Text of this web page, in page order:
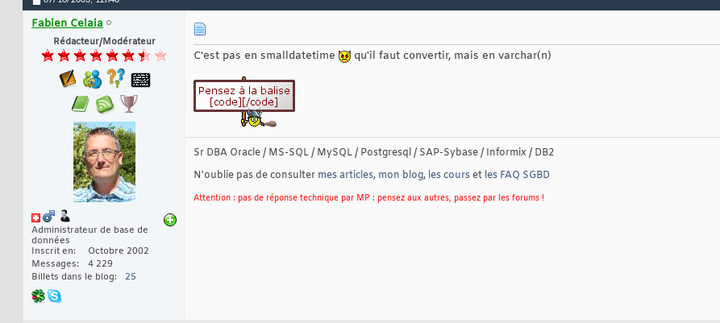
Fabien Celaia
Rédacteur/Modérateur
Administrateur de base de
données
Inscrit en
Octobre 2002
Messages
4 229
Billets dans le blog
25
C'est pas en smalldatetime qu'il faut convertir, mais en varchar(n)
Sr DBA Oracle / MS-SQL / MySQL / Postgresql / SAP-Sybase / Informix / DB2
N'oublie pas de consulter mes articles, mon blog, les courset les FAQ SGBD
Attention : pas de réponse technique par MP : pensez aux autres, passez par les forums !